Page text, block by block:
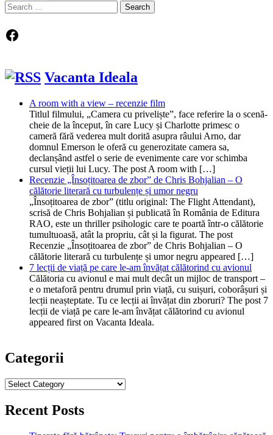
Search
for:
Facebook
Vacanta Ideala
A room with a view – recenzie film
Titlul filmului, „Camera cu priveliște”, face referire la o scenă-
cheie de la început, în care Lucy și Charlotte primesc o
cameră fără vederea mult dorită asupra râului Arno, dar
domnul Emerson le oferă cu generozitate camera sa,
declanșând astfel o serie de evenimente care vor schimba
cursul vieții lui Lucy. The post A room with […]
Recenzie „Însoțitoarea de zbor” de Chris Bohjalian – O
călătorie literară cu turbulențe și umor negru
„Însoțitoarea de zbor” (titlu original: The Flight Attendant),
scrisă de Chris Bohjalian și publicată în România de Editura
RAO, este un thriller psihologic care te poartă într-o călătorie
tumultuoasă, atât la propriu, cât și la figurat. The post
Recenzie „Însoțitoarea de zbor” de Chris Bohjalian – O
călătorie literară cu turbulențe și umor negru appeared […]
7 lecții de viață pe care le-am învățat călătorind cu avionul
Călătoria cu avionul e mai mult decât un mijloc de transport –
e o metaforă pentru drumul prin viață, cu suișuri, coborâșuri și
lecții neașteptate. Tu ce lecții ai învățat din zboruri? The post 7
lecții de viață pe care le-am învățat călătorind cu avionul
appeared first on Vacanta Ideala.
Categorii
Categorii
Recent Posts